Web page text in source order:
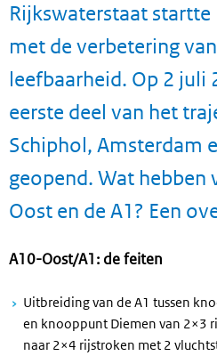
Rijkswaterstaat
met de verbetering
leefbaarheid. Op 2 juli
eerste deel van het
Schiphol, Amsterdam
geopend. Wat hebben
Oost en de A1? Een
A10-Oost/A1: de feiten
Uitbreiding van de A1 tussen
en knooppunt Diemen van 2×3
naar 2×4 rijstroken met 2